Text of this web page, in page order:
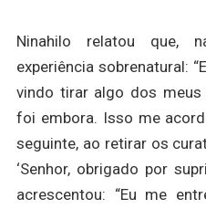
Ninahilo relatou que,
experiência sobrenatural:
vindo tirar algo dos meus
foi embora. Isso me
seguinte, ao retirar os
‘Senhor, obrigado por
acrescentou: “Eu me